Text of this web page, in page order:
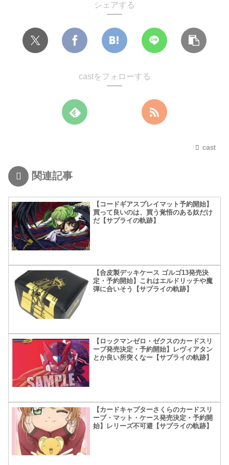
シェアする
castをフォローする
cast
関連記事
【コードギアスプレイマット予約開始】
買って良いのは、買う覚悟のある奴だけ
だ【サプライの軌跡】
【合皮製デッキケース ゴルゴ13発売決
定・予約開始】これはエルドリッチや魔
弾に合いそう【サプライの軌跡】
【ロックマンゼロ・ゼクスのカードスリ
ーブ発売決定・予約開始】レヴィアタン
とか良い所突くなー【サプライの軌跡】
【カードキャプターさくらのカードスリ
ーブ・マット・ケース発売決定・予約開
始】レリーズ不可避【サプライの軌跡】